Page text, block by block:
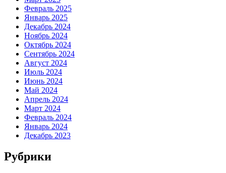
Февраль 2025
Январь 2025
Декабрь 2024
Ноябрь 2024
Октябрь 2024
Сентябрь 2024
Август 2024
Июль 2024
Июнь 2024
Май 2024
Апрель 2024
Март 2024
Февраль 2024
Январь 2024
Декабрь 2023
Рубрики